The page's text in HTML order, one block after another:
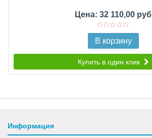
Цена: 32 110,00 руб
В корзину
Купить в один клик
Информация